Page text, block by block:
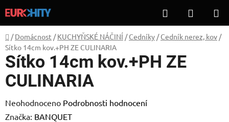
na
obsah
Hledat
KOŠÍK
Domů
/ Domácnost / KUCHYŇSKÉ NÁČINÍ / Cedníky / Cedník nerez, kov /
Sítko 14cm kov.+PH ZE CULINARIA
Sítko 14cm kov.+PH ZE
CULINARIA
Průměrné
hodnocení
Neohodnoceno Podrobnosti hodnocení
Značka: BANQUET